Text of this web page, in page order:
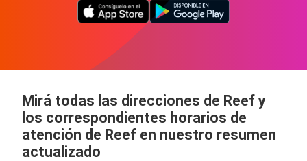
Mirá todas las direcciones de Reef y
los correspondientes horarios de
atención de Reef en nuestro resumen
actualizado